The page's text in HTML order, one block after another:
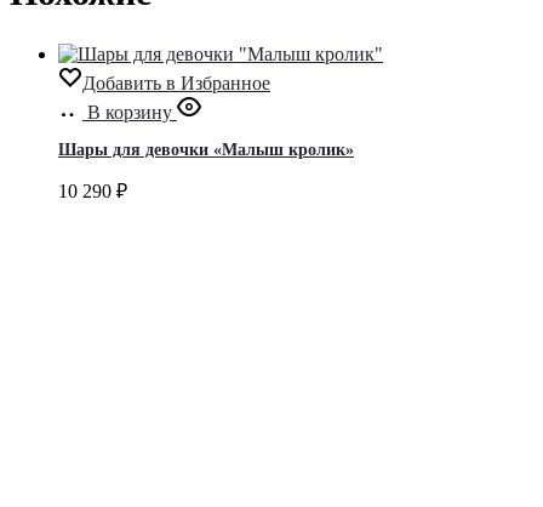
Добавить в Избранное
В корзину
Шары для девочки «Малыш кролик»
10 290 ₽